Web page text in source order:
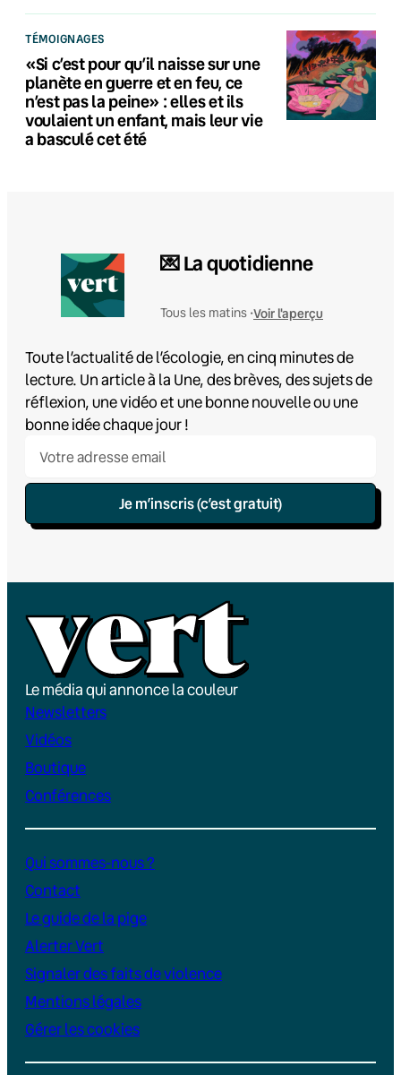
TÉMOIGNAGES
«Si c’est pour qu’il naisse sur une
planète en guerre et en feu, ce
n’est pas la peine» : elles et ils
voulaient un enfant, mais leur vie
a basculé cet été
💌 La quotidienne
Tous les matins •Voir l'aperçu
Toute l’actualité de l’écologie, en cinq minutes de
lecture. Un article à la Une, des brèves, des sujets de
réflexion, une vidéo et une bonne nouvelle ou une
bonne idée chaque jour !
Je m’inscris (c’est gratuit)
Le média qui annonce la couleur
Newsletters
Vidéos
Boutique
Conférences
Qui sommes-nous ?
Contact
Le guide de la pige
Alerter Vert
Signaler des faits de violence
Mentions légales
Gérer les cookies